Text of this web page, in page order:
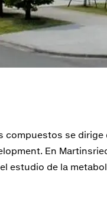
se
En
estudio de la